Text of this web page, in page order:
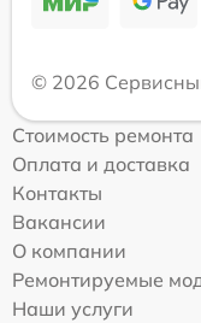
© 2026
Стоимость ремонта
Оплата и доставка
Контакты
Вакансии
О компании
Ремонтируемые
Наши услуги